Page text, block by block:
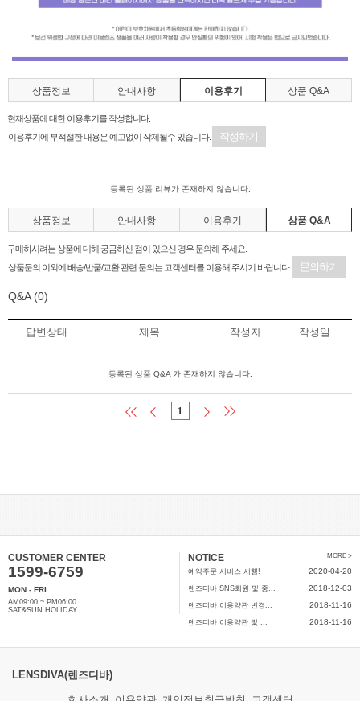
상품정보 안내사항 이용후기 상품 Q&A
현재상품에 대한 이용후기를 작성합니다.
이용후기에 부적절한 내용은 예고없이 삭제될수 있습니다.
작성하기
등록된 상품 리뷰가 존재하지 않습니다.
상품정보 안내사항 이용후기 상품 Q&A
구매하시려는 상품에 대해 궁금하신 점이 있으신 경우 문의해 주세요.
상품문의 이외에 배송/반품/교환 관련 문의는 고객센터를 이용해 주시기 바랍니다.
문의하기
Q&A(0)
답변상태 제목 작성자 작성일
등록된 상품 Q&A 가 존재하지 않습니다.
1
CUSTOMER CENTER
1599-6759
MON - FRI
AM09:00 ~ PM06:00
SAT&SUN HOLIDAY
NOTICE MORE >
예약주문 서비스 시행! 2020-04-20
렌즈디바 SNS회원 및 중... 2018-12-03
렌즈디바 이용약관 변경... 2018-11-16
렌즈디바 이용약관 및 ... 2018-11-16
LENSDIVA(렌즈디바)